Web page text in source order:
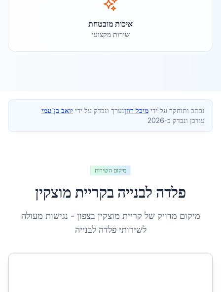
איכות מובטחת
שירות מקצועי
נכתב ותוחקר על ידי מיכל רוזןנערך ונבדק על ידי יואב בן־עמי
עודכן ונבדק ב-2026
מיקום השירות
פלדה לבנייה בקריית מוצקין
מיקום מדויק של קריית מוצקין בצפון - נגישות מעולה
לשירותיפלדה לבנייה